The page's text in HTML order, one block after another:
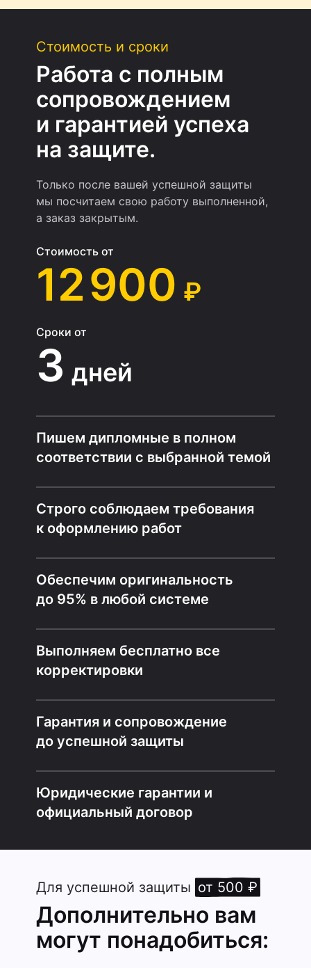
Стоимость и сроки
Работа с полным
сопровождением
и гарантией успеха
на защите.
Только после вашей успешной защиты
мы посчитаем свою работу выполненной,
а заказ закрытым.
Стоимость от
12 900 ₽
Сроки от
3 дней
Пишем дипломные в полном
соответствии с выбранной темой
Строго соблюдаем требования
к оформлению работ
Обеспечим оригинальность
до 95% в любой системе
Выполняем бесплатно все
корректировки
Гарантия и сопровождение
до успешной защиты
Юридические гарантии и
официальный договор
Для успешной защиты от 500 ₽
Дополнительно вам
могут понадобиться: